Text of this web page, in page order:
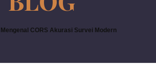
Mengenal CORS Akurasi Survei Modern